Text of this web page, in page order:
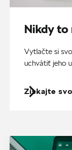
Nikdy to
Vytlačte si
uchvátiť jeho
Získajte